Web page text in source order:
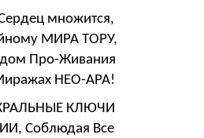
множится,
МИРА ТОРУ,
Про-Живания
НЕО-АРА!
КЛЮЧИ
Соблюдая Все